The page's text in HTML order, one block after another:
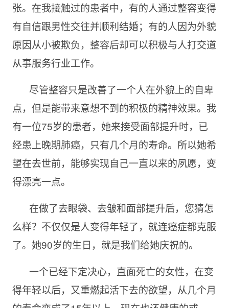
张。在我接触过的患者中，有的人通过整容变得
有自信跟男性交往并顺利结婚；有的人因为外貌
原因从小被欺负，整容后却可以积极与人打交道
从事服务行业工作。
尽管整容只是改善了一个人在外貌上的自卑
点，但是能带来意想不到的积极的精神效果。我
有一位75岁的患者，她来接受面部提升时，已
经患上晚期肺癌，只有几个月的寿命。所以她希
望在去世前，能够实现自己一直以来的夙愿，变
得漂亮一点。
在做了去眼袋、去皱和面部提升后，您猜怎
么样？不仅仅是人变得年轻了，就连癌症都克服
了。她90岁的生日，就是我们给她庆祝的。
一个已经下定决心，直面死亡的女性，在变
得年轻以后，又重燃起活下去的欲望，从几个月